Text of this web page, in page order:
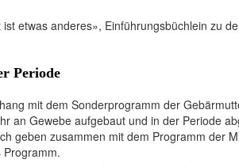
etwas anderes», Einführungsbüchlein zu
Periode
mit dem Sonderprogramm der
an Gewebe aufgebaut und in der Periode
geben zusammen mit dem Programm der